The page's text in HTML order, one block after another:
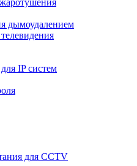
дымоудалением
IP систем
для CCTV